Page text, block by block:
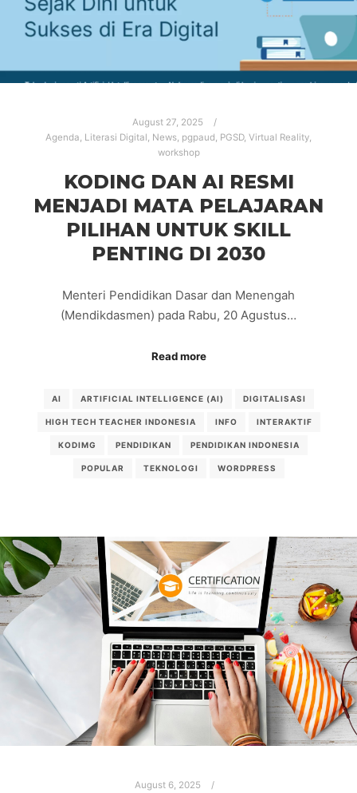
August 27, 2025
Agenda, Literasi Digital, News, pgpaud, PGSD, Virtual Reality,
workshop
KODING DAN AI RESMI
MENJADI MATA PELAJARAN
PILIHAN UNTUK SKILL
PENTING DI 2030
Menteri Pendidikan Dasar dan Menengah
(Mendikdasmen) pada Rabu, 20 Agustus…
Read more
AI ARTIFICIAL INTELLIGENCE (AI) DIGITALISASI
HIGH TECH TEACHER INDONESIA INFO INTERAKTIF
KODIMG PENDIDIKAN PENDIDIKAN INDONESIA
POPULAR TEKNOLOGI WORDPRESS
August 6, 2025